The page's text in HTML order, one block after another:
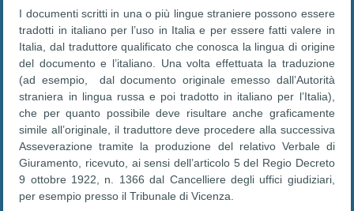
I documenti scritti in una o più lingue straniere possono essere
tradotti in italiano per l’uso in Italia e per essere fatti valere in
Italia, dal traduttore qualificato che conosca la lingua di origine
del documento e l’italiano. Una volta effettuata la traduzione
(ad esempio, dal documento originale emesso dall’Autorità
straniera in lingua russa e poi tradotto in italiano per l’Italia),
che per quanto possibile deve risultare anche graficamente
simile all’originale, il traduttore deve procedere alla successiva
Asseverazione tramite la produzione del relativo Verbale di
Giuramento, ricevuto, ai sensi dell’articolo 5 del Regio Decreto
9 ottobre 1922, n. 1366 dal Cancelliere degli uffici giudiziari,
per esempio presso il Tribunale di Vicenza.